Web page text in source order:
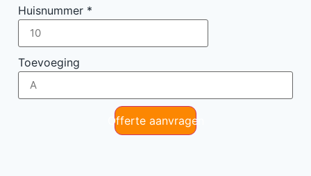
Huisnummer *
Toevoeging
Offerte aanvragen